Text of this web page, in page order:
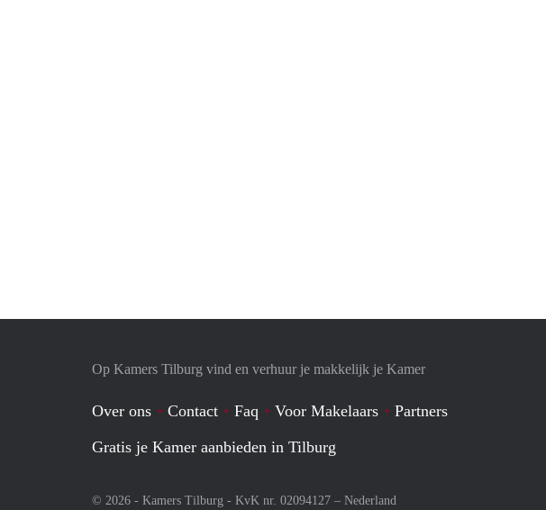
Op Kamers Tilburg vind en verhuur je makkelijk je Kamer
Over ons Contact Faq Voor Makelaars
Partners
Gratis je Kamer aanbieden in Tilburg
© 2026 - Kamers Tilburg - KvK nr. 02094127 – Nederland